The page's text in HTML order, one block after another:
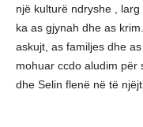
një kulturë ndryshe ,
ka as gjynah dhe as
askujt, as familjes dhe
mohuar ccdo aludim për
dhe Selin flenë në të